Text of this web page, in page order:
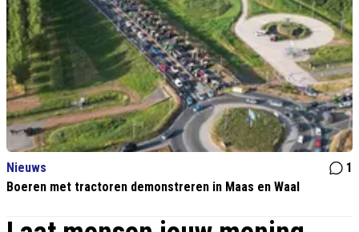
Nieuws
1
Boeren met tractoren demonstreren in Maas en Waal